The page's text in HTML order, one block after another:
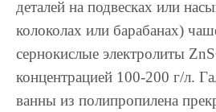
деталей на подвесках или
колоколах или барабанах)
сернокислые электролиты
концентрацией 100-200 г/л.
ванны из полипропилена